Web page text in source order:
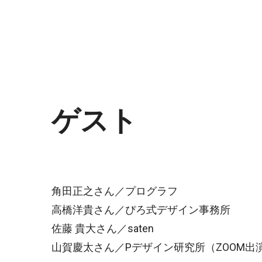
ゲスト
角田正之さん／プログラフ
高橋洋貴さん／ぴろ式デザイン事務所
佐藤 貴大さん／saten
山賀慶太さん／Pデザイン研究所（ZOOM出